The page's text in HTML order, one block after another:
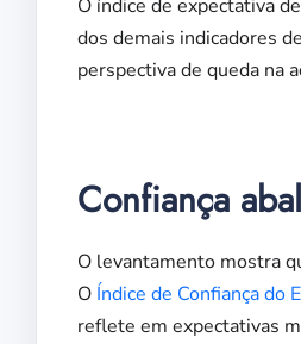
O índice de expectativa
dos demais indicadores
perspectiva de queda na
Confiança
O levantamento mostra
O Índice de Confiança do
reflete em expectativas